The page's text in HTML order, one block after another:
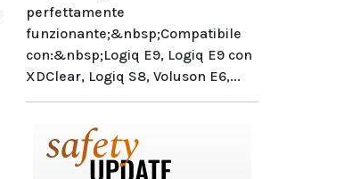
perfettamente
funzionante;&nbsp;Compatibile
con:&nbsp;Logiq E9, Logiq E9 con
XDClear, Logiq S8, Voluson E6,...